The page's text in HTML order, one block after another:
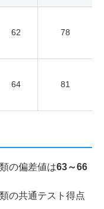
62 78
64 81
の偏差値は63～66
の共通テスト得点